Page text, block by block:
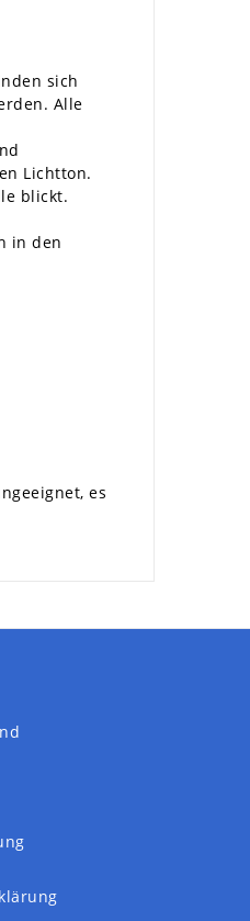
sich
Alle
Lichtton.
blickt.
in den
es